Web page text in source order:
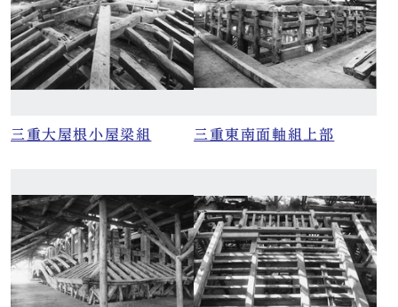
三重大屋根小屋梁組 三重東南面軸組上部